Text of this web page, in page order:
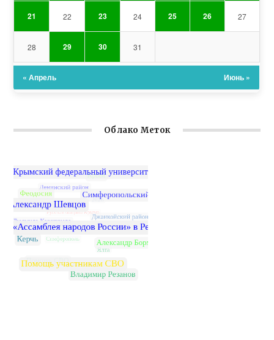
21 22 23 24 25 26 27
28 29 30 31
« Апрель Июнь »
Облако Меток